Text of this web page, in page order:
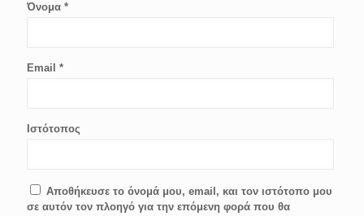
Όνομα *
Email *
Ιστότοπος
Αποθήκευσε το όνομά μου, email, και τον ιστότοπο μου
σε αυτόν τον πλοηγό για την επόμενη φορά που θα